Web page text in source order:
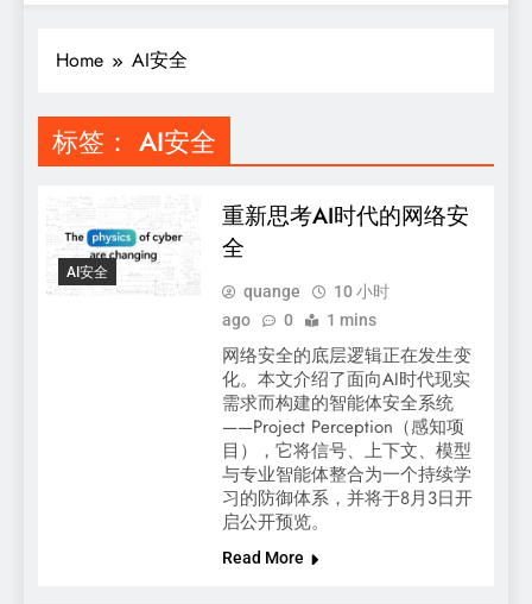
Home AI安全
标签： AI安全
AI安全
重新思考AI时代的网络安
全
quange
10 小时
ago
0 1 mins
网络安全的底层逻辑正在发生变
化。本文介绍了面向AI时代现实
需求而构建的智能体安全系统
——Project Perception（感知项
目），它将信号、上下文、模型
与专业智能体整合为一个持续学
习的防御体系，并将于8月3日开
启公开预览。
Read More